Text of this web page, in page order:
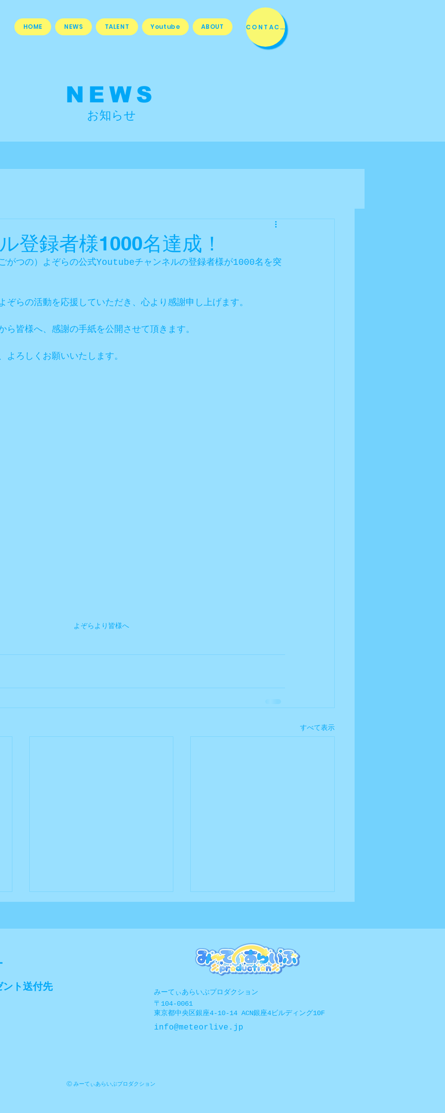
HOME NEWS TALENT Youtube ABOUT CONTACT
NEWS
​お知らせ
登録者様1000名達成！
つの）よぞらの公式Youtubeチャンネルの登録者様が1000名を突
らの活動を応援していただき、心より感謝申し上げます。
皆様へ、感謝の手紙を公開させて頂きます。
ろしくお願いいたします。
よぞらより皆様へ
すべて表示
デジタルグッズ自販機コラボ
熱気球 全日本学生選手権とコ
ント送付先
​みーてぃあらいぶプロダクション
〒104-0061
東京都中央区銀座4-10-14 ACN銀座4ビルディング10F
info@meteorlive.jp
Ⓒ みーてぃあらいぶプロダクション